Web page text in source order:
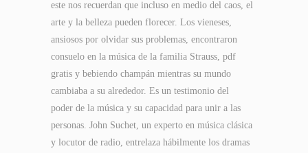
este nos recuerdan que incluso en medio del caos, el
arte y la belleza pueden florecer. Los vieneses,
ansiosos por olvidar sus problemas, encontraron
consuelo en la música de la familia Strauss, pdf
gratis y bebiendo champán mientras su mundo
cambiaba a su alrededor. Es un testimonio del
poder de la música y su capacidad para unir a las
personas. John Suchet, un experto en música clásica
y locutor de radio, entrelaza hábilmente los dramas